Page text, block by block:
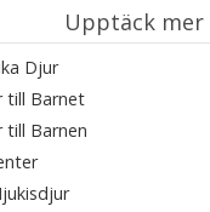
Upptäck mer
Djur
till Barnet
till Barnen